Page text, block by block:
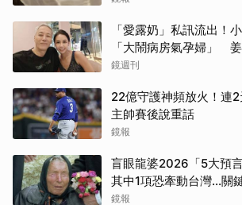
「愛露奶」私訊流出！
「大鬧病房氣孕婦」
鏡週刊
22億守護神頻放火！
主帥賽後說重話
鏡報
盲眼龍婆2026「5大預
其中1項恐牽動台灣...關
鏡報